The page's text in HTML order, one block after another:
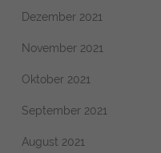
Dezember 2021
November 2021
Oktober 2021
September 2021
August 2021